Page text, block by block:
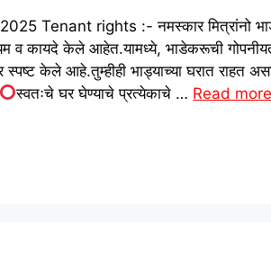
Tenant rights :- नमस्कार मित्रांनो
व कायदे केले आहेत.यामध्ये, भाडेकरूची
स्पष्ट केले आहे.तुम्हीही भाड्याच्या घरात राहत
स्वतःचे घर घेण्याचे प्रत्येकाचे … Read more